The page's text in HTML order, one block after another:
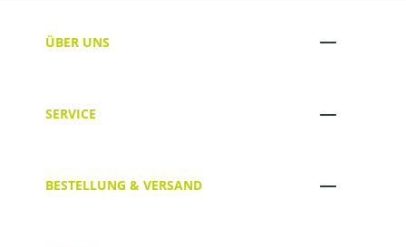
ÜBER UNS
SERVICE
BESTELLUNG & VERSAND